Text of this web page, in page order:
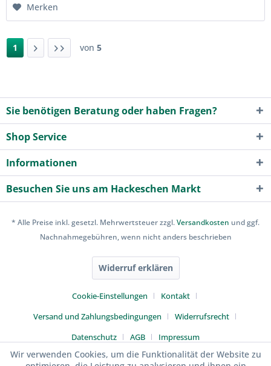
Merken
1 von 5
Sie benötigen Beratung oder haben Fragen?
Shop Service
Informationen
Besuchen Sie uns am Hackeschen Markt
* Alle Preise inkl. gesetzl. Mehrwertsteuer zzgl.Versandkosten und ggf.
Nachnahmegebühren, wenn nicht anders beschrieben
Widerruf erklären
Cookie-Einstellungen
Kontakt
Versand und Zahlungsbedingungen
Widerrufsrecht
Datenschutz
AGB Impressum
Wir verwenden Cookies, um die Funktionalität der Website zu